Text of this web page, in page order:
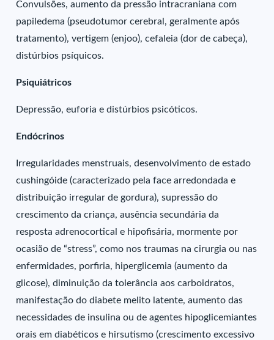
Convulsões, aumento da pressão intracraniana com
papiledema (pseudotumor cerebral, geralmente após
tratamento), vertigem (enjoo), cefaleia (dor de cabeça),
distúrbios psíquicos.
Psiquiátricos
Depressão, euforia e distúrbios psicóticos.
Endócrinos
Irregularidades menstruais, desenvolvimento de estado
cushingóide (caracterizado pela face arredondada e
distribuição irregular de gordura), supressão do
crescimento da criança, ausência secundária da
resposta adrenocortical e hipofisária, mormente por
ocasião de “stress”, como nos traumas na cirurgia ou nas
enfermidades, porfiria, hiperglicemia (aumento da
glicose), diminuição da tolerância aos carboidratos,
manifestação do diabete melito latente, aumento das
necessidades de insulina ou de agentes hipoglicemiantes
orais em diabéticos e hirsutismo (crescimento excessivo